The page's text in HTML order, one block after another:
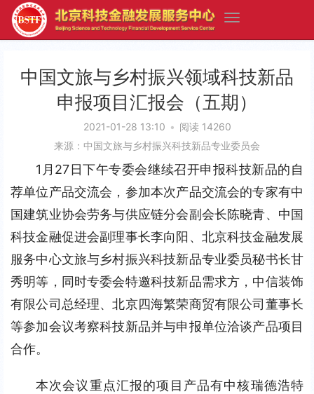
中国文旅与乡村振兴领域科技新品
申报项目汇报会（五期）
2021-01-28 13:10 • 阅读 14260
来源：中国文旅与乡村振兴科技新品专业委员会
1月27日下午专委会继续召开申报科技新品的自
荐单位产品交流会，参加本次产品交流会的专家有中
国建筑业协会劳务与供应链分会副会长陈晓青、中国
科技金融促进会副理事长李向阳、北京科技金融发展
服务中心文旅与乡村振兴科技新品专业委员秘书长甘
秀明等，同时专委会特邀科技新品需求方，中信装饰
有限公司总经理、北京四海繁荣商贸有限公司董事长
等参加会议考察科技新品并与申报单位洽谈产品项目
合作。
本次会议重点汇报的项目产品有中核瑞德浩特